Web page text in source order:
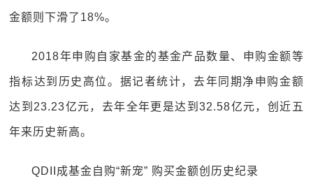
金额则下滑了18%。
2018年申购自家基金的基金产品数量、申购金额等
指标达到历史高位。据记者统计，去年同期净申购金额
达到23.23亿元，去年全年更是达到32.58亿元，创近五
年来历史新高。
QDII成基金自购“新宠” 购买金额创历史纪录